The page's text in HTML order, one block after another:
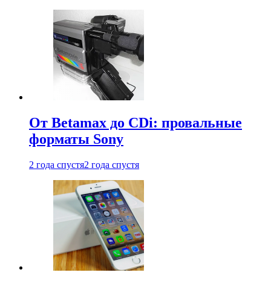
От Betamax до CDi: провальные
форматы Sony
2 года спустя2 года спустя